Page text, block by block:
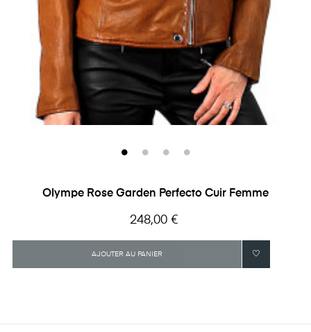
Olympe Rose Garden Perfecto Cuir Femme
Prix
248,00 €
AJOUTER AU PANIER